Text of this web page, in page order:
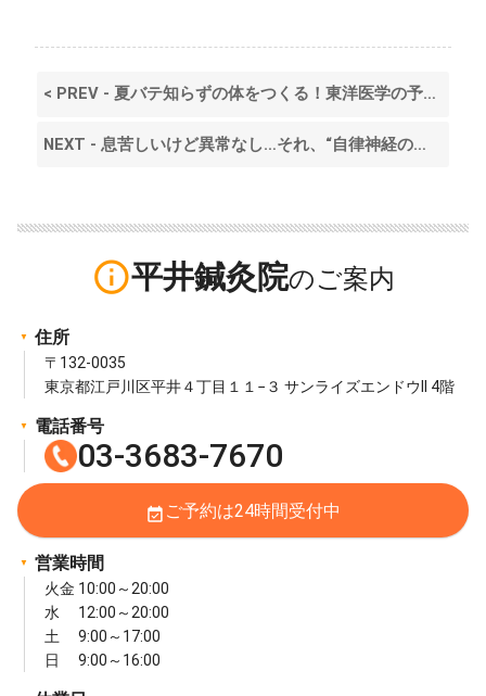
< PREV - 夏バテ知らずの体をつくる！東洋医学の予防法とは？
NEXT - 息苦しいけど異常なし…それ、“自律神経の乱れ”が原因かもしれません >
info_outline平井鍼灸院
住所
〒132-0035
東京都江戸川区平井４丁目１１−３ サンライズエンドウII 4階
電話番号
03-3683-7670
event_available ご予約は24時間受付中
営業時間
火金 10:00～20:00
水 12:00～20:00
土 9:00～17:00
日 9:00～16:00